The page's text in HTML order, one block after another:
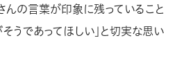
んの言葉が印象に残っていること
うであってほしい」と切実な思い